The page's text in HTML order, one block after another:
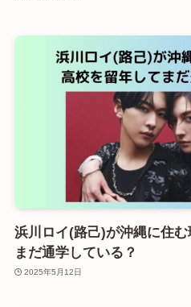
浜川ロイ(路己)が沖縄に住
まだ通学している？
2025年5月12日